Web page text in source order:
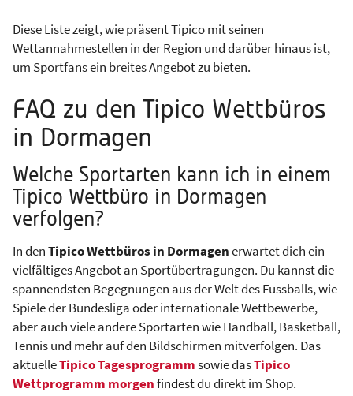
Diese Liste zeigt, wie präsent Tipico mit seinen
Wettannahmestellen in der Region und darüber hinaus ist,
um Sportfans ein breites Angebot zu bieten.
FAQ zu den Tipico Wettbüros
in Dormagen
Welche Sportarten kann ich in einem
Tipico Wettbüro in Dormagen
verfolgen?
In denTipico Wettbüros in Dormagenerwartet dich ein
vielfältiges Angebot an Sportübertragungen. Du kannst die
spannendsten Begegnungen aus der Welt des Fussballs, wie
Spiele der Bundesliga oder internationale Wettbewerbe,
aber auch viele andere Sportarten wie Handball, Basketball,
Tennis und mehr auf den Bildschirmen mitverfolgen. Das
aktuelleTipico Tagesprogrammsowie dasTipico
Wettprogramm morgenfindest du direkt im Shop.